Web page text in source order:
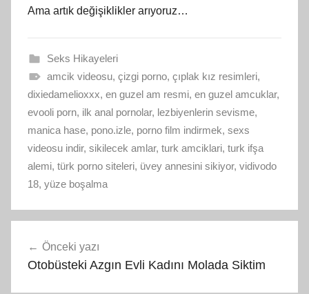
Ama artık değişiklikler arıyoruz…
Seks Hikayeleri
amcik videosu, çizgi porno, çıplak kız resimleri,
dixiedamelioxxx, en guzel am resmi, en guzel amcuklar,
evooli porn, ilk anal pornolar, lezbiyenlerin sevisme,
manica hase, pono.izle, porno film indirmek, sexs
videosu indir, sikilecek amlar, turk amciklari, turk ifşa
alemi, türk porno siteleri, üvey annesini sikiyor, vidivodo
18, yüze boşalma
gezinmesi
Önceki yazı
Otobüsteki Azgın Evli Kadını Molada Siktim